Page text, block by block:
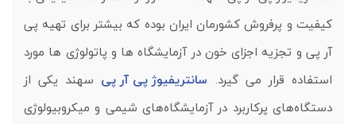
کیفیت و پرفروش کشورمان ایران بوده که بیشتر برای تهیه پی
آر پی و تجزیه اجزای خون در آزمایشگاه ها و پاتولوژی ها مورد
استفاده قرار می گیرد. سانتریفیوژ پی آر پی سهند یکی از
دستگاه‌های پرکاربرد در آزمایشگاه‌های شیمی و میکروبیولوژی